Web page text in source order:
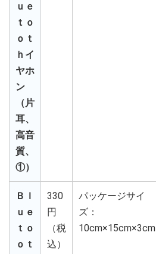
ｕｅ
ｔｏ
ｏｔ
ｈイ
ヤホ
ン
（片
耳、
高音
質、
①）
Ｂｌ
ｕｅ
ｔｏ
ｏｔ
330
円
（税
込）
パッケージサイ
ズ：
10cm×15cm×3cm